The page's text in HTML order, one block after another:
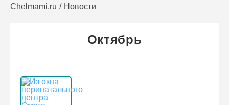
Chelmami.ru Новости
Октябрь